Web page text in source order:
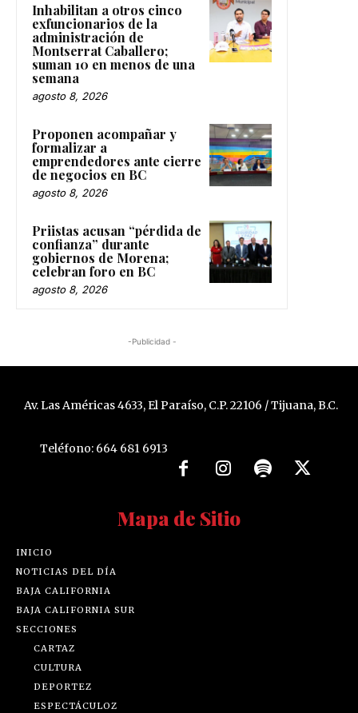
Inhabilitan a otros cinco
exfuncionarios de la
administración de
Montserrat Caballero;
suman 10 en menos de una
semana
agosto 8, 2026
Proponen acompañar y
formalizar a
emprendedores ante cierre
de negocios en BC
agosto 8, 2026
Priistas acusan “pérdida de
confianza” durante
gobiernos de Morena;
celebran foro en BC
agosto 8, 2026
-Publicidad -
Av. Las Américas 4633, El Paraíso, C.P. 22106 / Tijuana, B.C.
Teléfono: 664 681 6913
Mapa de Sitio
INICIO
NOTICIAS DEL DÍA
BAJA CALIFORNIA
BAJA CALIFORNIA SUR
SECCIONES
CARTAZ
CULTURA
DEPORTEZ
ESPECTÁCULOZ